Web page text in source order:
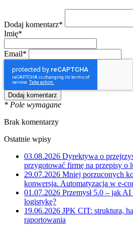
Dodaj komentarz*
Imię*
Email*
* Pole wymagane
Brak komentarzy
Ostatnie wpisy
03.08.2026 Dyrektywa o
przygotować firmę na przepisy o
29.07.2026 Mniej porzuconych
konwersja. Automatyzacja w e-
01.07.2026 Przemysł 5.0 – jak
logistykę?
19.06.2026 JPK CIT: struktura,
raportowania